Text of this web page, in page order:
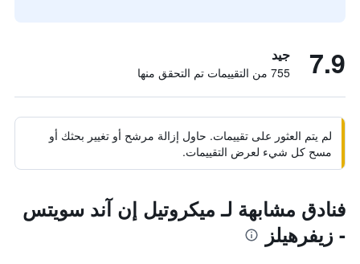
7.9 جيد
755 من التقييمات تم التحقق منها
لم يتم العثور على تقييمات. حاول إزالة مرشح أو تغيير بحثك أو
مسح كل شيء لعرض التقييمات.
فنادق مشابهة لـ ميكروتيل إن آند سويتس
- زيفرهيلز